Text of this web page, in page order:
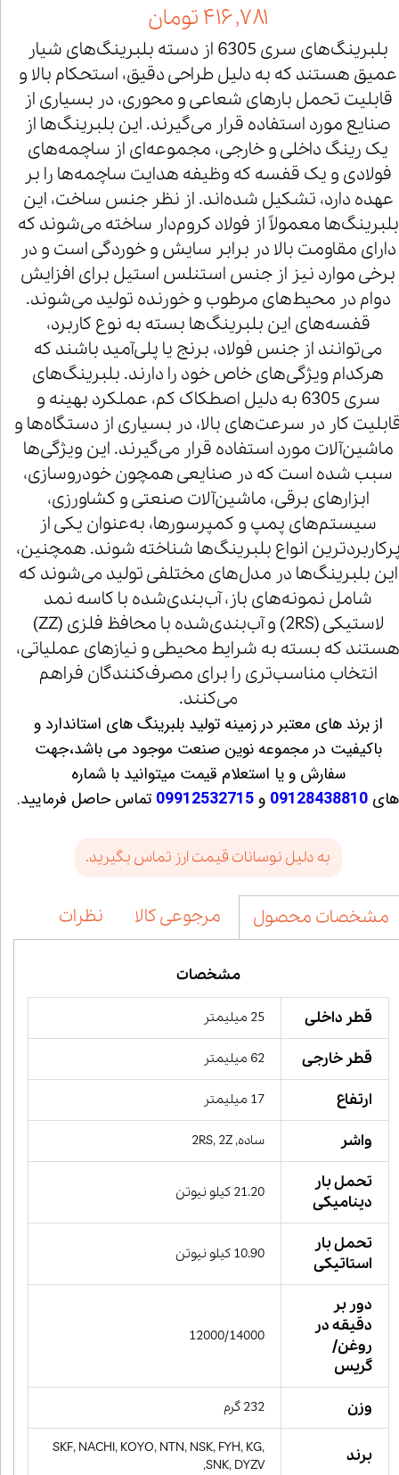
۴۱۶,۷۸۱ تومان
بلبرینگ‌های سری 6305 از دسته بلبرینگ‌های شیار
عمیق هستند که به دلیل طراحی دقیق، استحکام بالا و
قابلیت تحمل بارهای شعاعی و محوری، در بسیاری از
صنایع مورد استفاده قرار می‌گیرند. این بلبرینگ‌ها از
یک رینگ داخلی و خارجی، مجموعه‌ای از ساچمه‌های
فولادی و یک قفسه که وظیفه هدایت ساچمه‌ها را بر
عهده دارد، تشکیل شده‌اند. از نظر جنس ساخت، این
بلبرینگ‌ها معمولاً از فولاد کروم‌دار ساخته می‌شوند که
دارای مقاومت بالا در برابر سایش و خوردگی است و در
برخی موارد نیز از جنس استنلس استیل برای افزایش
دوام در محیط‌های مرطوب و خورنده تولید می‌شوند.
قفسه‌های این بلبرینگ‌ها بسته به نوع کاربرد،
می‌توانند از جنس فولاد، برنج یا پلی‌آمید باشند که
هرکدام ویژگی‌های خاص خود را دارند. بلبرینگ‌های
سری 6305 به دلیل اصطکاک کم، عملکرد بهینه و
کار در سرعت‌های بالا، در بسیاری از دستگاه‌ها و
ماشین‌آلات مورد استفاده قرار می‌گیرند. این ویژگی‌ها
سبب شده است که در صنایعی همچون خودروسازی،
ابزارهای برقی، ماشین‌آلات صنعتی و کشاورزی،
سیستم‌های پمپ و کمپرسورها، به‌عنوان یکی از
انواع بلبرینگ‌ها شناخته شوند. همچنین،
این بلبرینگ‌ها در مدل‌های مختلفی تولید می‌شوند که
شامل نمونه‌های باز، آب‌بندی‌شده با کاسه نمد
لاستیکی (2RS) و آب‌بندی‌شده با محافظ فلزی (ZZ)
که بسته به شرایط محیطی و نیازهای عملیاتی،
انتخاب مناسب‌تری را برای مصرف‌کنندگان فراهم
می‌کنند.
از برند های معتبر در زمینه تولید بلبرینگ های استاندارد و
باکیفیت در مجموعه نوین صنعت موجود می باشد،جهت
سفارش و یا استعلام قیمت میتوانید با شماره
های 09128438810 و 09912532715 تماس حاصل فرمایید.
به دلیل نوسانات قیمت ارز تماس بگیرید.
مشخصات محصول مرجوعی کالا نظرات
مشخصات
قطر داخلی 25 میلیمتر
قطر خارجی 62 میلیمتر
ارتفاع 17 میلیمتر
واشر ساده, 2RS, 2Z
تحمل بار
دینامیکی
21.20 کیلو نیوتن
تحمل بار
استاتیکی
10.90 کیلو نیوتن
دور بر
دقیقه در
روغن/
گریس
12000/14000
وزن 232 گرم
برند
SKF, NACHI, KOYO, NTN, NSK, FYH, KG,
SNK, DYZV,